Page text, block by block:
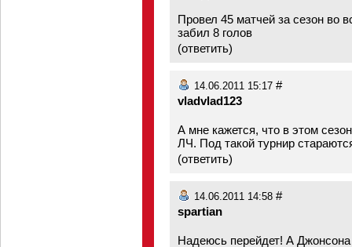
Провел 45 матчей за сезон во
забил 8 голов
(ответить)
14.06.2011 15:17 #
vladvlad123
А мне кажется, что в этом
ЛЧ. Под такой турнир
(ответить)
14.06.2011 14:58 #
spartian
Надеюсь перейдет! А